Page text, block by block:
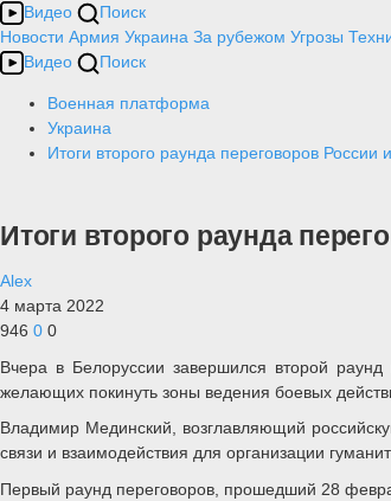
Видео
Поиск
Новости Армия Украина За рубежом Угрозы
Видео
Поиск
Военная платформа
Украина
Итоги второго раунда переговоров России
Итоги второго раунда
Alex
4 марта 2022
946 0 0
Вчера в Белоруссии завершился второй
желающих покинуть зоны ведения боевых
Владимир Мединский, возглавляющий
связи и взаимодействия для организации
Первый раунд переговоров, прошедший 28